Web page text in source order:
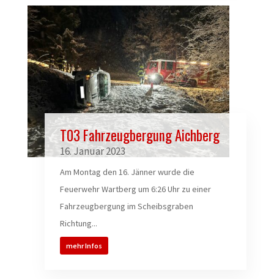
T03 Fahrzeugbergung Aichberg
16. Januar 2023
Am Montag den 16. Jänner wurde die
Feuerwehr Wartberg um 6:26 Uhr zu einer
Fahrzeugbergung im Scheibsgraben
Richtung...
mehr Infos